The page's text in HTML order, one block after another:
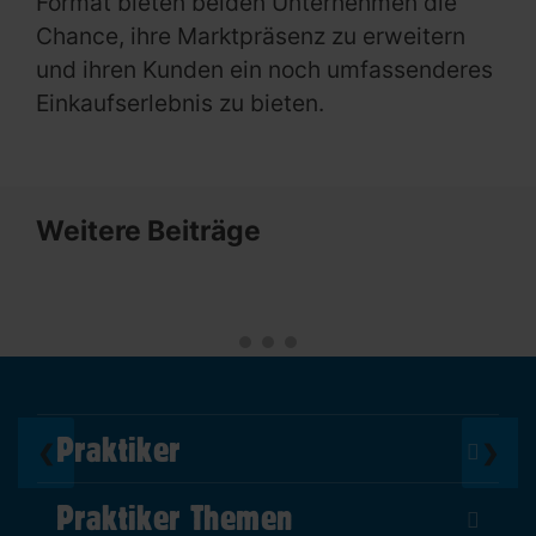
Chance, ihre Marktpräsenz zu erweitern
und ihren Kunden ein noch umfassenderes
Einkaufserlebnis zu bieten.
Weitere Beiträge
❮ ❯
Praktiker
Über Uns
Praktiker Themen